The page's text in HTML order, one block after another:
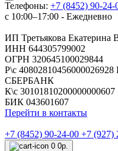
Телефоны: +7 (8452) 90-24-
с 10:00–17:00 - Ежедневно
ИП Третьякова Екатерина
ИНН 644305799002
ОГРН 320645100029844
Р\с
СБЕРБАНК
К\с 30101810200000000607
БИК 043601607
Перейти в контакты
+7 (8452) 90-24-00 +7 (927)
0 0р.